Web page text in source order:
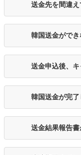
送金先を間違え
韓国送金ができ
送金申込後、キ
韓国送金が完了
送金結果報告書